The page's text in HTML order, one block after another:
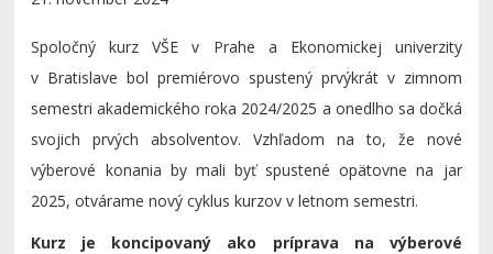
Spoločný kurz VŠE v Prahe a Ekonomickej univerzity
v Bratislave bol premiérovo spustený prvýkrát v zimnom
semestri akademického roka 2024/2025 a onedlho sa dočká
svojich prvých absolventov. Vzhľadom na to, že nové
výberové konania by mali byť spustené opätovne na jar
2025, otvárame nový cyklus kurzov v letnom semestri.
Kurz je koncipovaný ako príprava na výberové